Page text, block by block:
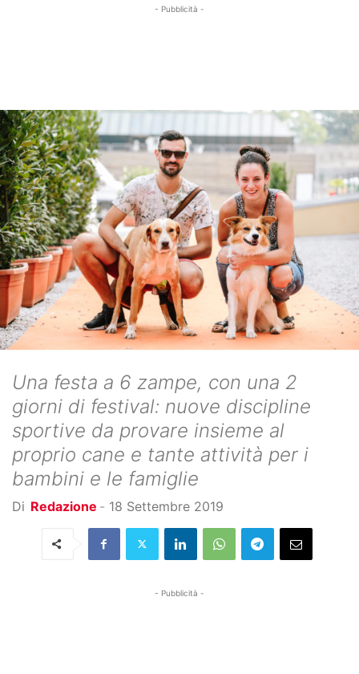
- Pubblicità -
Una festa a 6 zampe, con una 2
giorni di festival: nuove discipline
sportive da provare insieme al
proprio cane e tante attività per i
bambini e le famiglie
Di Redazione - 18 Settembre 2019
- Pubblicità -